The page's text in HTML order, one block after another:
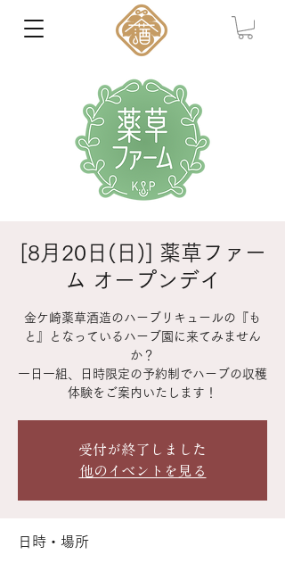
[8月20日(日)] 薬草ファー
ム オープンデイ
金ケ崎薬草酒造のハーブリキュールの『も
と』となっているハーブ園に来てみません
か？
一日一組、日時限定の予約制でハーブの収穫
体験をご案内いたします！
受付が終了しました
他のイベントを見る
日時・場所